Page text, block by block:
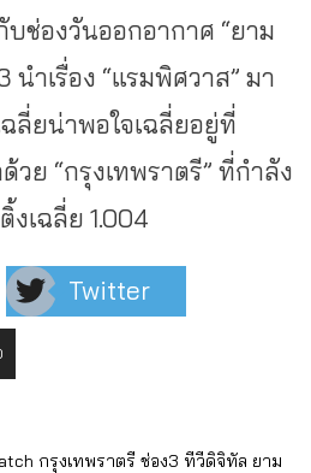
บช่องวันออกอากาศ “ยาม
นำเรื่อง “แรมพิศวาส” มา
ลี่ยน่าพอใจเฉลี่ยอยู่ที่
วย “กรุงเทพราตรี” ที่กำลัง
งเฉลี่ย 1.004
Twitter
กรุงเทพราตรี ช่อง3 ทีวีดิจิทัล ยาม